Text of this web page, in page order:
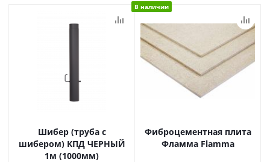
Шибер (труба с
шибером) КПД ЧЕРНЫЙ
1м (1000мм)
В наличии
Фиброцементная плита
Фламма Flamma